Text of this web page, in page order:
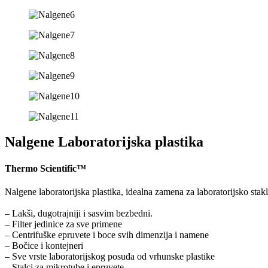
Nalgene Laboratorijska plastika
Thermo Scientific™
Nalgene laboratorijska plastika, idealna zamena za laboratorijsko
– Lakši, dugotrajniji i sasvim bezbedni.
– Filter jedinice za sve primene
– Centrifuške epruvete i boce svih dimenzija i namene
– Bočice i kontejneri
– Sve vrste laboratorijskog posuđa od vrhunske plastike